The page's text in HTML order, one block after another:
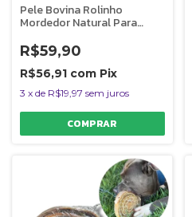
Pele Bovina Rolinho
Mordedor Natural Para
R$59,90
R$56,91 com Pix
3 x de R$19,97 sem juros